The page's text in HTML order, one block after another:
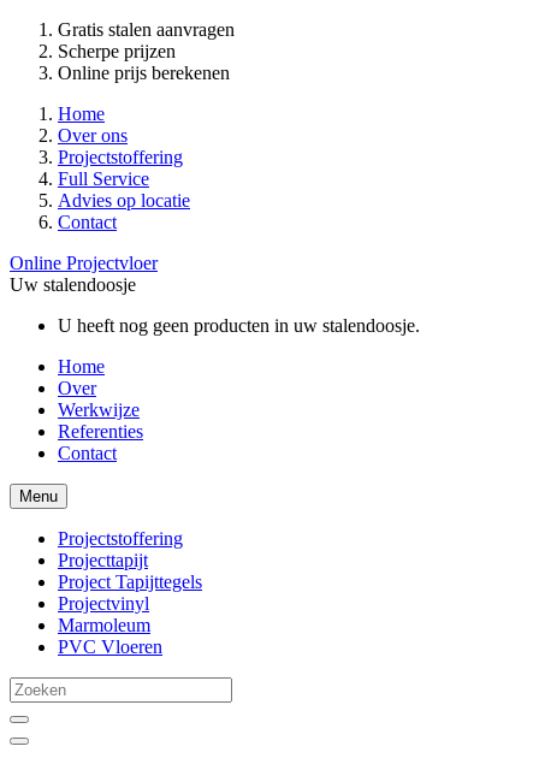
Gratis stalen aanvragen
Scherpe prijzen
Online prijs berekenen
Home
Over ons
Projectstoffering
Full Service
Advies op locatie
Contact
Online Projectvloer
Uw stalendoosje
U heeft nog geen producten in uw stalendoosje.
Home
Over
Werkwijze
Referenties
Contact
Menu
Projectstoffering
Projecttapijt
Project Tapijttegels
Projectvinyl
Marmoleum
PVC Vloeren